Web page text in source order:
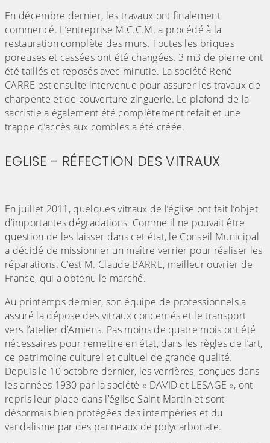
En décembre dernier, les travaux ont finalement
commencé. L’entreprise M.C.C.M. a procédé à la
restauration complète des murs. Toutes les briques
poreuses et cassées ont été changées. 3 m3 de pierre ont
été taillés et reposés avec minutie. La société René
CARRE est ensuite intervenue pour assurer les travaux de
charpente et de couverture-zinguerie. Le plafond de la
sacristie a également été complètement refait et une
trappe d’accès aux combles a été créée.
EGLISE - RÉFECTION DES VITRAUX
En juillet 2011, quelques vitraux de l’église ont fait l’objet
d’importantes dégradations. Comme il ne pouvait être
question de les laisser dans cet état, le Conseil Municipal
a décidé de missionner un maître verrier pour réaliser les
réparations. C’est M. Claude BARRE, meilleur ouvrier de
France, qui a obtenu le marché.
Au printemps dernier, son équipe de professionnels a
assuré la dépose des vitraux concernés et le transport
vers l’atelier d’Amiens. Pas moins de quatre mois ont été
nécessaires pour remettre en état, dans les règles de l’art,
ce patrimoine culturel et cultuel de grande qualité.
Depuis le 10 octobre dernier, les verrières, conçues dans
les années 1930 par la société « DAVID et LESAGE », ont
repris leur place dans l’église Saint-Martin et sont
désormais bien protégées des intempéries et du
vandalisme par des panneaux de polycarbonate.